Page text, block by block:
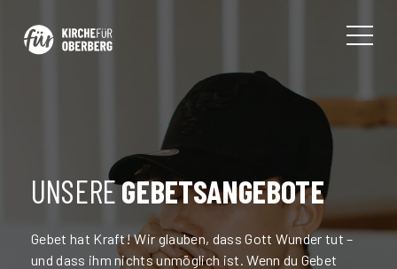
UNSEREGEBETSANGEBOTE
Gebet hat Kraft! Wir glauben, dass Gott Wunder tut –
und dass ihm nichts unmöglich ist. Wenn du Gebet